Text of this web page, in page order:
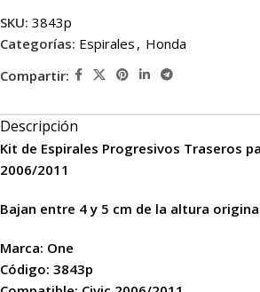
SKU: 3843p
Categorías: Espirales , Honda
Compartir:
Descripción
Kit de Espirales Progresivos Traseros
2006/2011
Bajan entre 4 y 5 cm de la altura
Marca: One
Código: 3843p